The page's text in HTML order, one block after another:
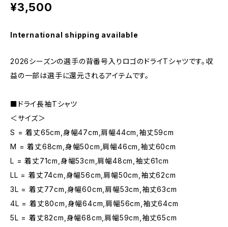
¥3,500
International shipping available
2026シーズンの選手の背番号入りロゴのドライTシャツです。収
益の一部は選手に還元されるアイテムです。
■ドライ長袖Tシャツ
＜サイズ＞
S = 着丈65cm,身幅47cm,肩幅44cm,袖丈59cm
M = 着丈68cm,身幅50cm,肩幅46cm,袖丈60cm
L = 着丈71cm,身幅53cm,肩幅48cm,袖丈61cm
LL = 着丈74cm,身幅56cm,肩幅50cm,袖丈62cm
3L = 着丈77cm,身幅60cm,肩幅53cm,袖丈63cm
4L = 着丈80cm,身幅64cm,肩幅56cm,袖丈64cm
5L = 着丈82cm,身幅68cm,肩幅59cm,袖丈65cm